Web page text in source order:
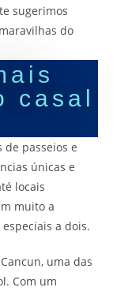
sugerimos
do
casal
de passeios e
únicas e
locais
muito a
a dois.
uma das
Com um